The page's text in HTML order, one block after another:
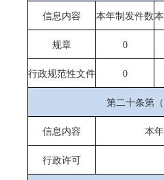
信息内容 本年制发件数
规章 0
行政规范性文件 0
第二十条第
信息内容 本
行政许可